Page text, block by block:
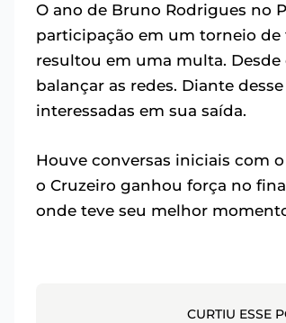
O ano de Bruno Rodrigues no
participação em um torneio de
resultou em uma multa.
balançar as redes. Diante
interessadas em sua saída.
Houve conversas iniciais com
o Cruzeiro ganhou força no
onde teve seu melhor
CURTIU ESSE